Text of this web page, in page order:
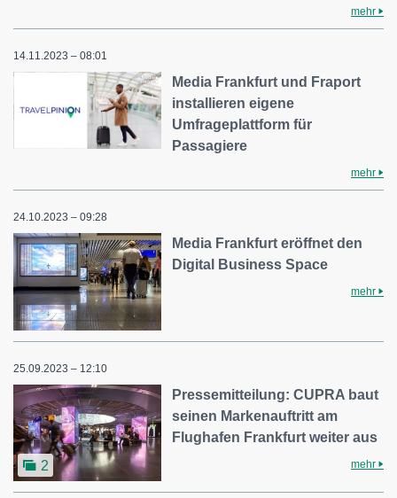
mehr
14.11.2023 – 08:01
Media Frankfurt und Fraport
installieren eigene
Umfrageplattform für
Passagiere
mehr
24.10.2023 – 09:28
Media Frankfurt eröffnet den
Digital Business Space
mehr
25.09.2023 – 12:10
2
Pressemitteilung: CUPRA baut
seinen Markenauftritt am
Flughafen Frankfurt weiter aus
mehr